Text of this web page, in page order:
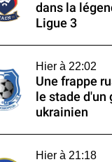
dans la
Ligue 3
Hier à 22:02
Une frappe
le stade d'un
ukrainien
Hier à 21:18